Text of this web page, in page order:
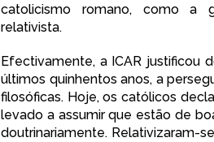
catolicismo romano, como a
relativista.
Efectivamente, a ICAR justificou
últimos quinhentos anos, a
filosóficas. Hoje, os católicos
levado a assumir que estão de
doutrinariamente. Relativizaram-